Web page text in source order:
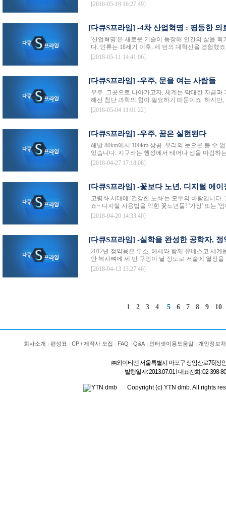
[2018-05-18 16:27:49]
[다큐S프라임] -4차 산업혁명 : 평등한 의
'산업혁명'은 새로운 기술이 등장해 인간의 삶을
다. 인류는 18세기 이후, 세 번의 대혁신을 경험했
[2018-05-11 14:41:06]
[다큐S프라임] -우주, 문을 여는 사람들
우주. 그곳으로 나아가고자, 세계는 막대한 자금
해선 첨단 과학의 힘이 필요하기 때문이죠. 하지만
[2018-05-04 11:01:22]
[다큐S프라임] -우주, 꿈은 실현된다
해발 80km에서 100km 상공. 우리의 눈으론 볼 수
있습니다. 지구라는 행성에서 태어나 생을 마감하
[2018-04-27 17:18:08]
[다큐S프라임] -꽃보다 노년, 디지털 에이
고령화 시대에 '건강한 노화'는 모두의 바람입니다
죠~ 디지털 사용법을 익힌 꽃노년들! '가장' 또는 '
[2018-04-20 14:33:40]
[다큐S프라임] -실학을 완성한 공학자, 정
2012년 정약용은 루소, 헤세와 함께 유네스코 세
안 복사뼈에 세 번 구멍이 날 정도로 저술에 열정
[2018-04-13 13:27:46]
1 2 3 4 5 6 7 8 9 10
회사소개 편성표 CP / 제작사 모집 FAQ Q&A 인터넷이용도움말 개인정보
㈜와이티엔 서울특별시 마포구 상암산로76(상
발행일자: 2013.07.01 l 대표전화: 02-398-
Copyright (c) YTN dmb. All rights